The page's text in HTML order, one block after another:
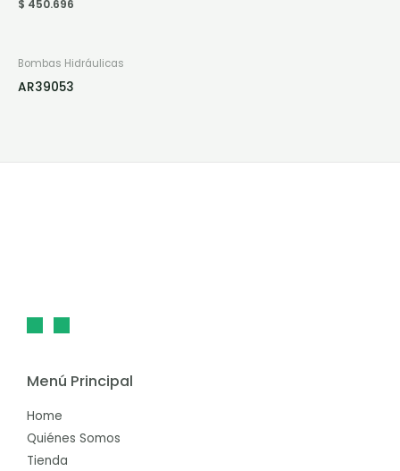
$ 450.696
Bombas Hidráulicas
AR39053
Menú Principal
Home
Quiénes Somos
Tienda